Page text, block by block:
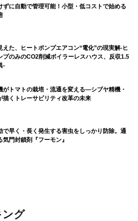
ずに自動で管理可能！小型・低コストで始める
えた、ヒートポンプエアコン“電化”の現実解-ヒ
プのみのCO2削減ボイラーレスハウス、反収1.5
-
がトマトの栽培・流通を変える―シブヤ精機・
描くトレーサビリティ改革の未来
で早く・長く発生する害虫をしっかり防除。通
気門封鎖剤『フーモン』
ング